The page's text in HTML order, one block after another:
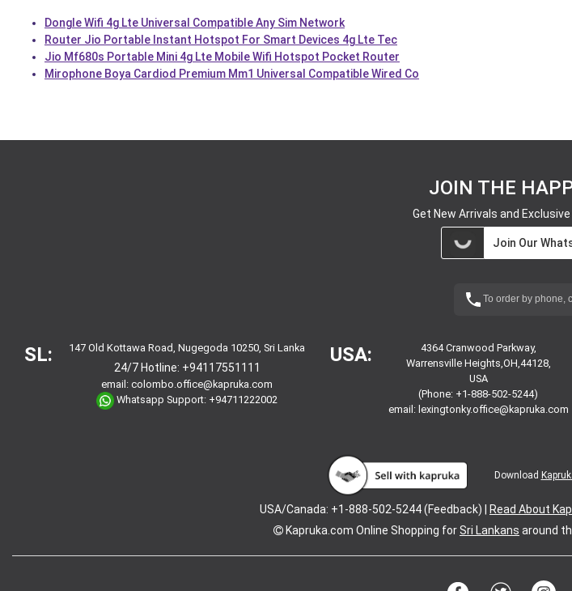
Dongle Wifi 4g Lte Universal Compatible Any Sim Network
Router Jio Portable Instant Hotspot For Smart Devices 4g Lte Tec
Jio Mf680s Portable Mini 4g Lte Mobile Wifi Hotspot Pocket Router
Mirophone Boya Cardiod Premium Mm1 Universal Compatible Wired Co
JOIN THE
Get New Arrivals and
Join Our
To order by phone,
SL: 147 Old Kottawa Road, Nugegoda 10250, Sri Lanka
24/7 Hotline: +94117551111
email:colombo.office@kapruka.com
Whatsapp Support: +94711222002
USA:
4364 Cranwood Parkway,
Warrensville Heights,OH,44128,
USA
(Phone: +1-888-502-5244)
email: lexingtonky.office@kapruka.com
Download
USA/Canada: +1-888-502-5244 (Feedback) | Read About
Kapruka.com Online Shopping forSri Lankans around